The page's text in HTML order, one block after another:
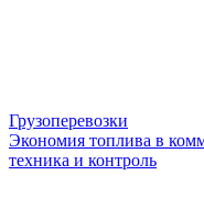
Грузоперевозки
Экономия топлива в
техника и контроль